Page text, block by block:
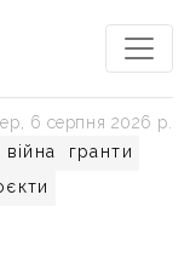
війна
гранти
6 серпня 2026 р.